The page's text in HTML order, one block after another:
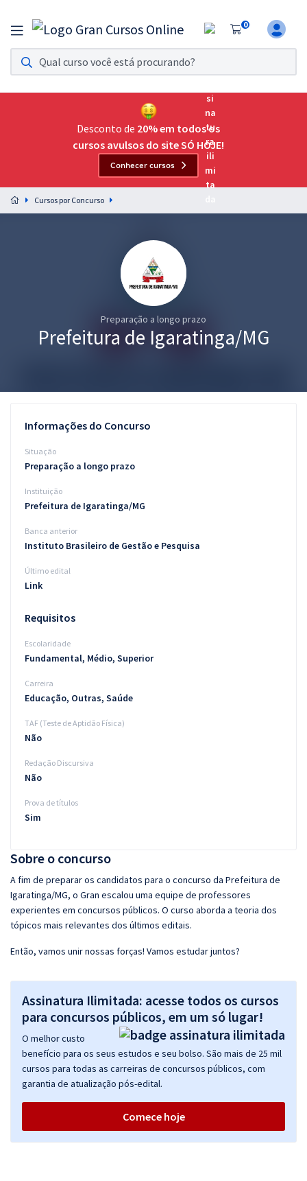
0
Assinatura Ilimitada 11
Acesso a todos os cursos. Teste grátis por 7 dias!
Assinatura OAB Até Passar
Acesso ilimitado a toda preparação para o Exame da
Preparação completa e intensiva para as principais
residências em saúde do Brasil
Graduação
Questões grátis
Blog
Aprovados
Atendimento
Desconto de 20% em todos os
cursos avulsos do site SÓ HOJE!
Conhecer cursos
Cursos por Concurso
Preparação a longo prazo
Prefeitura de Igaratinga/MG
Sobre o concurso
A fim de preparar os candidatos para o concurso da Prefeitura de
Igaratinga/MG, o Gran escalou uma equipe de professores
experientes em concursos públicos. O curso aborda a teoria dos
tópicos mais relevantes dos últimos editais.
Então, vamos unir nossas forças! Vamos estudar juntos?
Assinatura Ilimitada: acesse todos os cursos
para concursos públicos, em um só lugar!
O melhor custo
benefício para os seus estudos e seu bolso. São mais de 25 mil
cursos para todas as carreiras de concursos públicos, com
garantia de atualização pós-edital.
Comece hoje
Informações do Concurso
Situação
Preparação a longo prazo
Instituição
Prefeitura de Igaratinga/MG
Banca anterior
Instituto Brasileiro de Gestão e Pesquisa
Último edital
Link
Requisitos
Escolaridade
Fundamental, Médio, Superior
Carreira
Educação, Outras, Saúde
TAF (Teste de Aptidão Física)
Não
Redação Discursiva
Não
Prova de títulos
Sim